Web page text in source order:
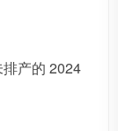
产的 2024